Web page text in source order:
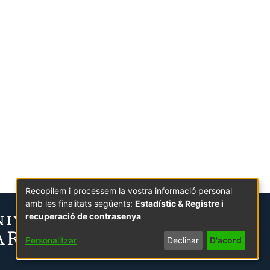
Recopilem i processem la vostra informació personal
amb les finalitats següents: Estadístic & Registre i
recuperació de contrasenya
Personalitzar Declinar D'acord